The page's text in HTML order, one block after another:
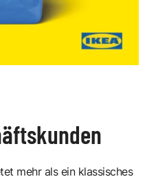
mehr als ein klassisches